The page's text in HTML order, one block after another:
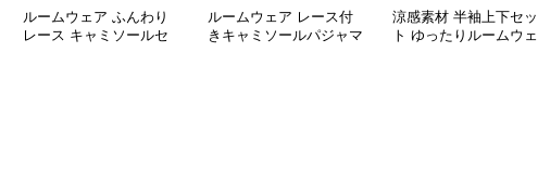
ルームウェア ふんわり
レース キャミソールセ
ルームウェア レース付
きキャミソールパジャマ
涼感素材 半袖上下セッ
ト ゆったりルームウェ